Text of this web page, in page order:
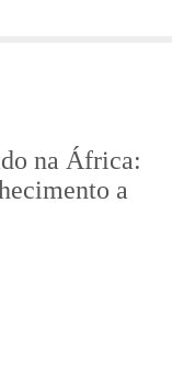
na África:
a